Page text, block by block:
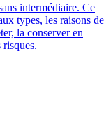
intermédiaire. Ce
types, les raisons de
la conserver en
risques.